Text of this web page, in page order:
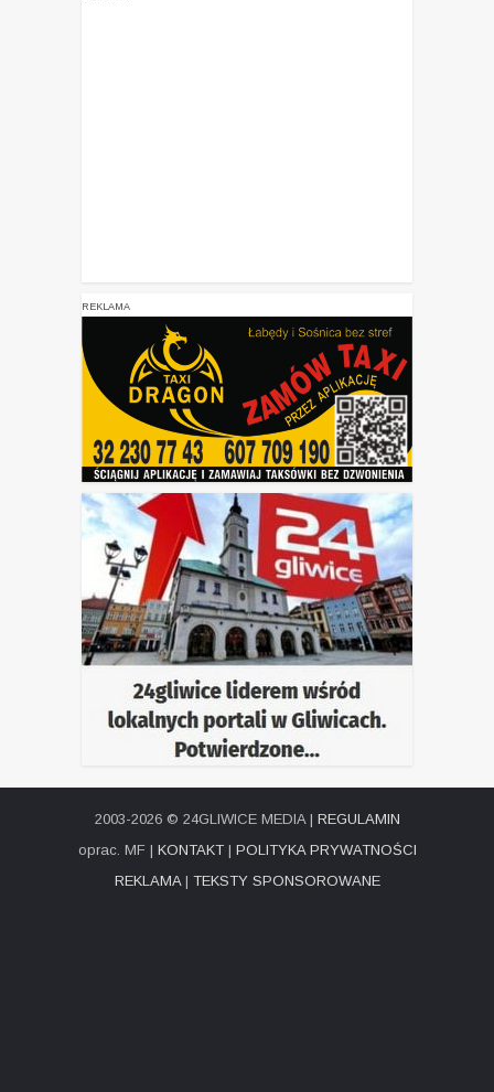
REKLAMA
2003-2026 © 24GLIWICE MEDIA | REGULAMIN
oprac. MF | KONTAKT| POLITYKA PRYWATNOŚCI
REKLAMA| TEKSTY SPONSOROWANE